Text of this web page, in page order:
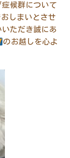
候群について
しまいとさせ
ただき誠にあ
のお越しを心よ